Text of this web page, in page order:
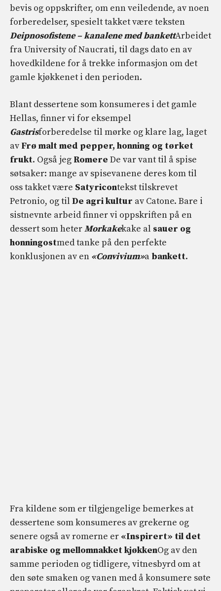
bevis og oppskrifter, om enn veiledende, av noen
forberedelser, spesielt takket være teksten
Deipnosofistene – kanalene med bankettArbeidet
fra University of Naucrati, til dags dato en av
hovedkildene for å trekke informasjon om det
gamle kjøkkenet i den perioden.
Blant dessertene som konsumeres i det gamle
Hellas, finner vi for eksempel
Gastrisforberedelse til mørke og klare lag, laget
av Frø malt med pepper, honning og tørket
frukt. Også jeg Romere De var vant til å spise
søtsaker: mange av spisevanene deres kom til
oss takket være Satyricontekst tilskrevet
Petronio, og til De agri kultur av Catone. Bare i
sistnevnte arbeid finner vi oppskriften på en
dessert som heterMorkakekake al sauer og
honningostmed tanke på den perfekte
konklusjonen av en «Convivium»a bankett.
Fra kildene som er tilgjengelige bemerkes at
dessertene som konsumeres av grekerne og
senere også av romerne er «Inspirert» til det
arabiske og mellomnakket kjøkkenOg av den
samme perioden og tidligere, vitnesbyrd om at
den søte smaken og vanen med å konsumere søte